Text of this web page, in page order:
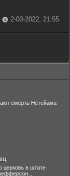
2-03-2022, 21:55
смерть Нетейама
церковь в штате